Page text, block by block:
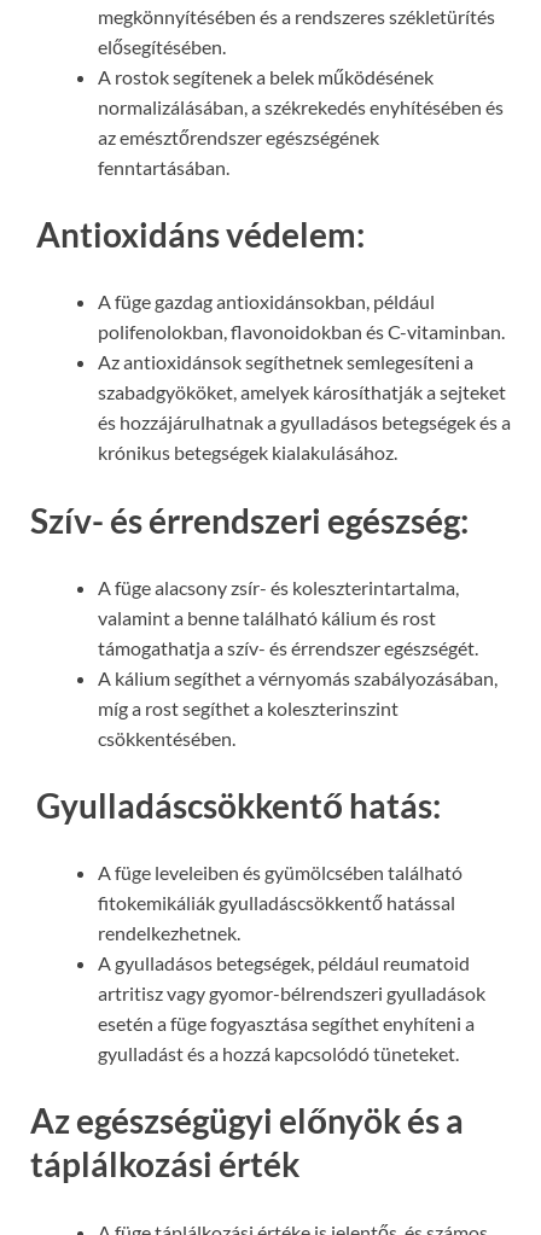
megkönnyítésében és a rendszeres székletürítés
elősegítésében.
A rostok segítenek a belek működésének
normalizálásában, a székrekedés enyhítésében és
az emésztőrendszer egészségének
fenntartásában.
Antioxidáns védelem:
A füge gazdag antioxidánsokban, például
polifenolokban, flavonoidokban és C-vitaminban.
Az antioxidánsok segíthetnek semlegesíteni a
szabadgyököket, amelyek károsíthatják a sejteket
és hozzájárulhatnak a gyulladásos betegségek és a
krónikus betegségek kialakulásához.
Szív- és érrendszeri egészség:
A füge alacsony zsír- és koleszterintartalma,
valamint a benne található kálium és rost
támogathatja a szív- és érrendszer egészségét.
A kálium segíthet a vérnyomás szabályozásában,
míg a rost segíthet a koleszterinszint
csökkentésében.
Gyulladáscsökkentő hatás:
A füge leveleiben és gyümölcsében található
fitokemikáliák gyulladáscsökkentő hatással
rendelkezhetnek.
A gyulladásos betegségek, például reumatoid
artritisz vagy gyomor-bélrendszeri gyulladások
esetén a füge fogyasztása segíthet enyhíteni a
gyulladást és a hozzá kapcsolódó tüneteket.
Az egészségügyi előnyök és a
táplálkozási érték